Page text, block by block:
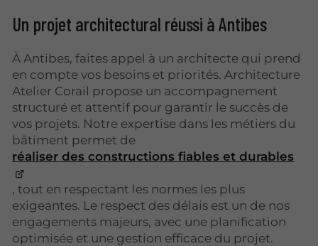
Un projet architectural réussi à Antibes
À Antibes, faites appel à un architecte qui prend
en compte vos besoins et priorités. Architecture
Atelier Corail propose un accompagnement
structuré et attentif pour garantir le succès de
vos projets. Notre expertise dans les métiers du
bâtiment permet de
réaliser des constructions fiables et durables
, tout en respectant les normes les plus
exigeantes. Le respect des délais est un de nos
engagements majeurs, avec une planification
optimisée et une gestion efficace du projet.